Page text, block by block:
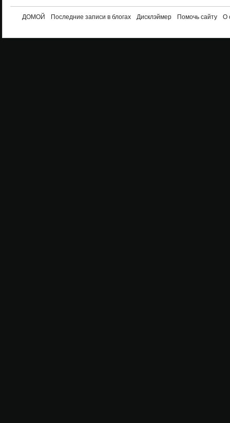
ДОМОЙ Последние записи в блогах Дисклэймер Помочь сайту О